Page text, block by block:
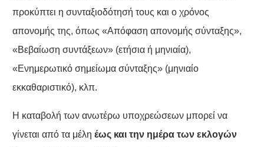
προκύπτει η συνταξιοδότησή τους και ο χρόνος
απονομής της, όπως «Απόφαση απονομής σύνταξης»,
«Βεβαίωση συντάξεων» (ετήσια ή μηνιαία),
«Ενημερωτικό σημείωμα σύνταξης» (μηνιαίο
εκκαθαριστικό), κλπ.
Η καταβολή των ανωτέρω υποχρεώσεων μπορεί να
γίνεται από τα μέλη έως και την ημέρα των εκλογών